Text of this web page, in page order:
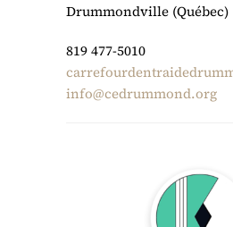
Drummondville (Québec)
819 477-5010
info@cedrummond.org